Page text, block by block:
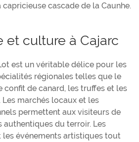
cascade de la Caunhe.
et culture à Cajarc
est un véritable délice pour les
régionales telles que le
confit de canard, les truffes et les
marchés locaux et les
permettent aux visiteurs de
authentiques du terroir. Les
événements artistiques tout